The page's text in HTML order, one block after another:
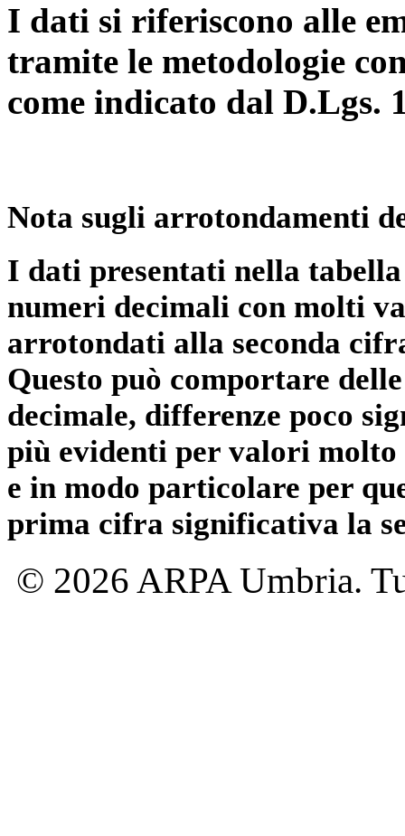
I dati si riferiscono alle
tramite le metodologie
come indicato dal D.Lgs.
Nota sugli arrotondamenti
I dati presentati nella
numeri decimali con molti
arrotondati alla seconda
Questo può comportare
decimale, differenze poco
più evidenti per valori
e in modo particolare per
prima cifra significativa la
© 2026 ARPA Umbria.